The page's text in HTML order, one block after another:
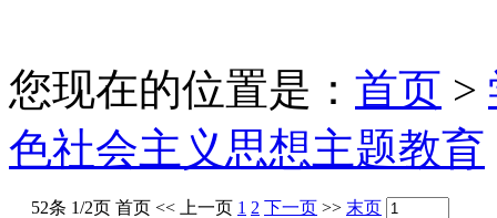
您现在的位置是： 首页 >
色社会主义思想主题教育
52条 1/2页 首页 << 上一页 1 2 下一页 >> 末页